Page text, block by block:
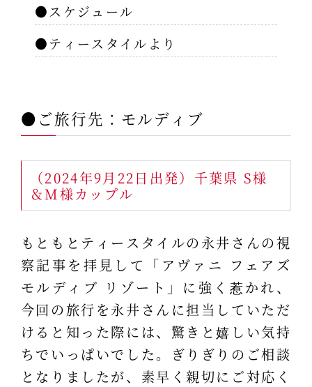
●スケジュール
●ティースタイルより
●ご旅行先：モルディブ
（2024年9月22日出発）千葉県 S様
＆M様カップル
もともとティースタイルの永井さんの視
察記事を拝見して「アヴァニ フェアズ
モルディブ リゾート」に強く惹かれ、
今回の旅行を永井さんに担当していただ
けると知った際には、驚きと嬉しい気持
ちでいっぱいでした。ぎりぎりのご相談
となりましたが、素早く親切にご対応く